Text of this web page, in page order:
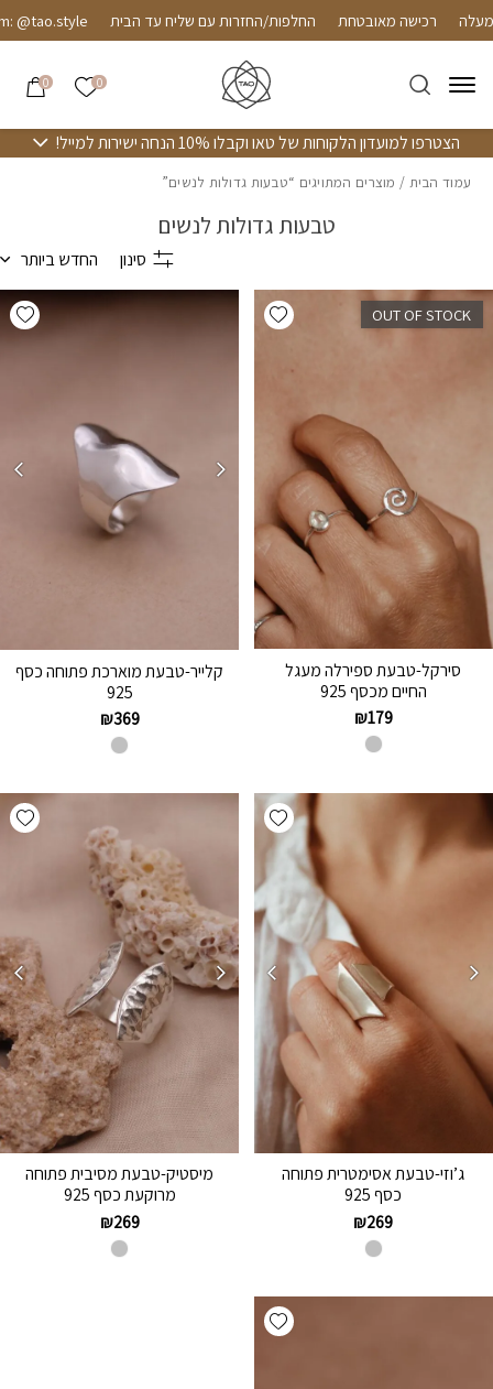
Skip to Contentרכישה מאובטחת החלפות/החזרות עם שליח עד הבית
0 הרשימה
0
הצטרפו למועדון הלקוחות של טאו וקבלו 10% הנחה ישירות למייל!
עמוד הבית / מוצרים המתויגים “טבעות גדולות לנשים”
טבעות גדולות לנשים
סינון החדש ביותר
Add wishlist OUT OF STOCK
סירקל-טבעת ספירלה מעגל
החיים מכסף 925
₪179
קלייר-טבעת מוארכת פתוחה כסף
925
₪369
Add wishlist
ג’וזי-טבעת אסימטרית פתוחה
כסף 925
₪269
מיסטיק-טבעת מסיבית פתוחה
מרוקעת כסף 925
₪269
Add wishlist
בחזרה למעלה